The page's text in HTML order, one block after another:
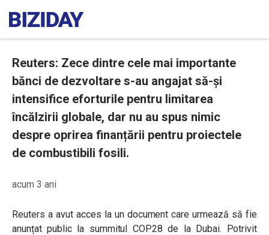
Reuters: Zece dintre cele mai importante
bănci de dezvoltare s-au angajat să-și
intensifice eforturile pentru limitarea
încălzirii globale, dar nu au spus nimic
despre oprirea finanțării pentru proiectele
de combustibili fosili.
acum 3 ani
Reuters a avut acces la un document care urmează să fie
anunțat public la summitul COP28 de la Dubai. Potrivit